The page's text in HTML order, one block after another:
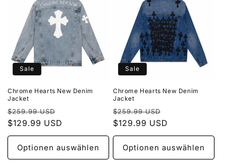
Sale
Chrome Hearts New Denim
Jacket
Normaler
Preis
$259.99 USD
Verkaufspreis
$129.99 USD
Optionen auswählen
Sale
Chrome Hearts New Denim
Jacket
Normaler
Preis
$259.99 USD
$129.99 USD
Optionen auswählen